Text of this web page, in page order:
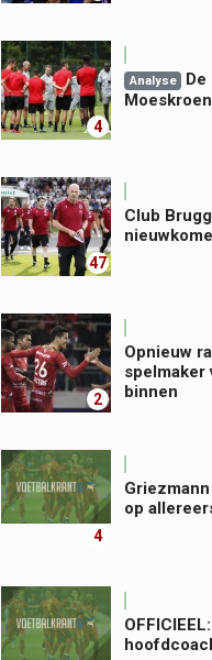
4
Analyse
47
Club
2
Opnieuw
spelmaker
binnen
4
op